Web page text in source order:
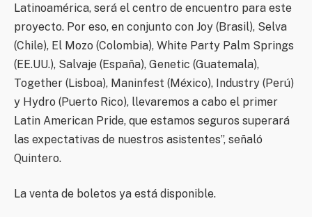
Latinoamérica, será el centro de encuentro para este
proyecto. Por eso, en conjunto con Joy (Brasil), Selva
(Chile), El Mozo (Colombia), White Party Palm Springs
(EE.UU.), Salvaje (España), Genetic (Guatemala),
Together (Lisboa), Maninfest (México), Industry (Perú)
y Hydro (Puerto Rico), llevaremos a cabo el primer
Latin American Pride, que estamos seguros superará
las expectativas de nuestros asistentes”, señaló
Quintero.
La venta de boletos ya está disponible.